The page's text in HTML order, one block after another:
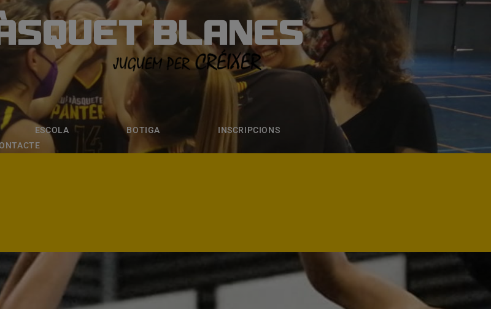
BLANES
ESCOLA BOTIGA
INSCRIPCIONS
BLANES
BOTIGA INSCRIPCIONS